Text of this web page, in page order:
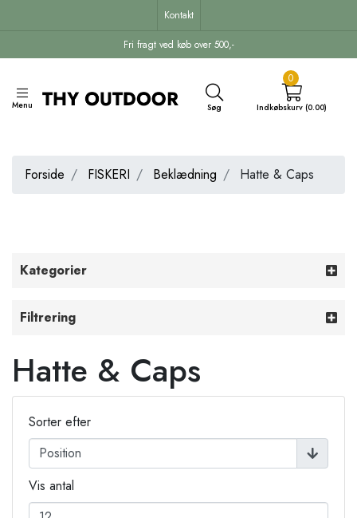
Fri fragt ved køb over 500,-
Kontakt
Menu Søg
0
Indkøbskurv (0.00)
Forside FISKERI Beklædning Hatte & Caps
Kategorier
Filtrering
Hatte & Caps
Sorter efter
Vis antal